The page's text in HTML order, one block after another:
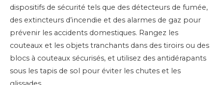
dispositifs de sécurité tels que des détecteurs de fumée,
des extincteurs d’incendie et des alarmes de gaz pour
prévenir les accidents domestiques. Rangez les
couteaux et les objets tranchants dans des tiroirs ou des
blocs à couteaux sécurisés, et utilisez des antidérapants
sous les tapis de sol pour éviter les chutes et les